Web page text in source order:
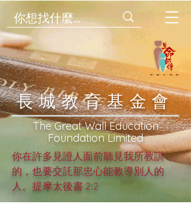
​長城教育基金會
​The Great Wall Education
Foundation Limited
你在許多見證人面前聽見我所教訓
的，也要交託那忠心能教導別人的
人。提摩太後書 2:2